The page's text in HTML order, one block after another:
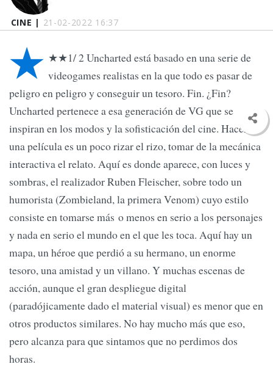
CINE | 21-02-2022 16:37
★ ★★1/ 2 Uncharted está basado en una serie de
videogames realistas en la que todo es pasar de
peligro en peligro y conseguir un tesoro. Fin. ¿Fin?
Uncharted pertenece a esa generación de VG que se
inspiran en los modos y la sofisticación del cine. Hacer
una película es un poco rizar el rizo, tomar de la mecánica
interactiva el relato. Aquí es donde aparece, con luces y
sombras, el realizador Ruben Fleischer, sobre todo un
humorista (Zombieland, la primera Venom) cuyo estilo
consiste en tomarse más o menos en serio a los personajes
y nada en serio el mundo en el que les toca. Aquí hay un
mapa, un héroe que perdió a su hermano, un enorme
tesoro, una amistad y un villano. Y muchas escenas de
acción, aunque el gran despliegue digital
(paradójicamente dado el material visual) es menor que en
otros productos similares. No hay mucho más que eso,
pero alcanza para que sintamos que no perdimos dos
horas.